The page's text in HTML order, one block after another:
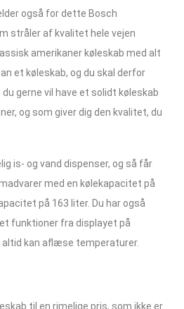
også for dette Bosch
stråler af kvalitet hele vejen
amerikaner køleskab med alt
et køleskab, og du skal derfor
gerne vil have et solidt køleskab
og som giver dig den kvalitet, du
is- og vand dispenser, og så får
med en kølekapacitet på
på 163 liter. Du har også
funktioner fra displayet på
kan aflæse temperaturer.
til en rimelige pris, som ikke er